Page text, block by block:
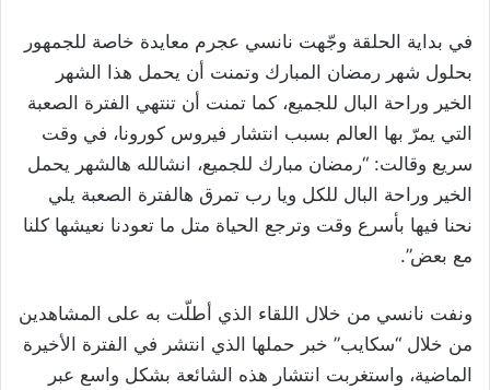
في بداية الحلقة وجّهت نانسي عجرم معايدة خاصة للجمهور
بحلول شهر رمضان المبارك وتمنت أن يحمل هذا الشهر
الخير وراحة البال للجميع، كما تمنت أن تنتهي الفترة الصعبة
التي يمرّ بها العالم بسبب انتشار فيروس كورونا، في وقت
سريع وقالت: “رمضان مبارك للجميع، انشالله هالشهر يحمل
الخير وراحة البال للكل ويا رب تمرق هالفترة الصعبة يلي
نحنا فيها بأسرع وقت وترجع الحياة متل ما تعودنا نعيشها كلنا
مع بعض”.
ونفت نانسي من خلال اللقاء الذي أطلّت به على المشاهدين
من خلال “سكايب” خبر حملها الذي انتشر في الفترة الأخيرة
الماضية، واستغربت انتشار هذه الشائعة بشكل واسع عبر